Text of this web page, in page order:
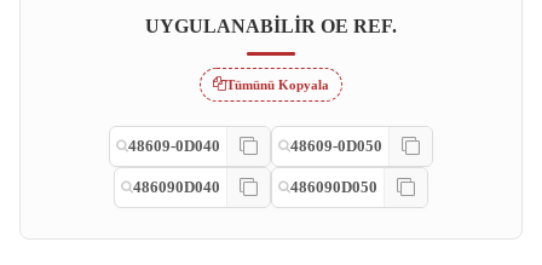
UYGULANABILIR OE REF.
Tümünü Kopyala
48609-0D040 48609-0D050
486090D040 486090D050